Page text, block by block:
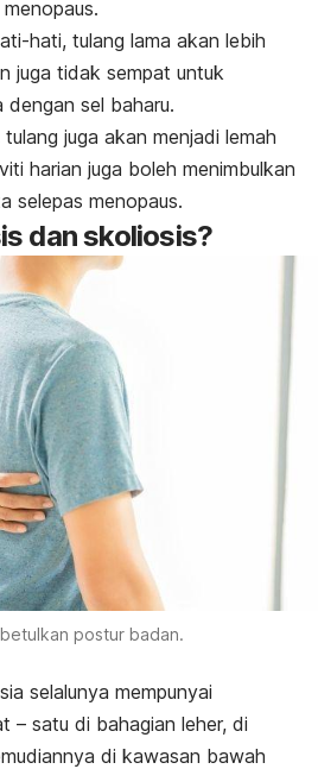
hati, tulang lama akan lebih
juga tidak sempat untuk
dengan sel baharu.
juga akan menjadi lemah
harian juga boleh menimbulkan
selepas menopaus.
dan skoliosis?
postur badan.
selalunya mempunyai
– satu di bahagian leher, di
di kawasan bawah